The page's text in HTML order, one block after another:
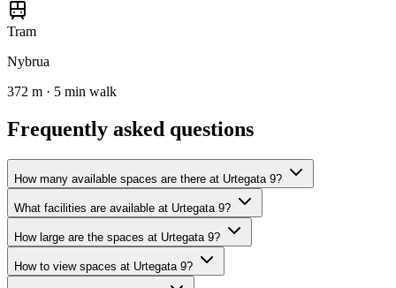
Tram
Nybrua
372 m · 5 min walk
Frequently asked questions
How many available spaces are there at Urtegata 9?
What facilities are available at Urtegata 9?
How large are the spaces at Urtegata 9?
How to view spaces at Urtegata 9?